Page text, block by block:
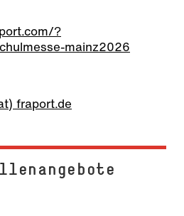
?
mainz2026
fraport.de